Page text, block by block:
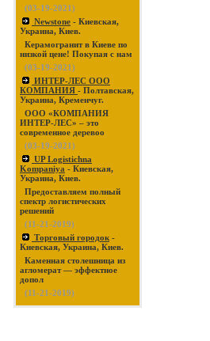
(03-19-2021)
Newstone - Киевская,
Украина, Киев.
Керамогранит в Киеве по
низкой цене! Покупая с нам
(03-19-2021)
ИНТЕР-ЛЕС ООО
КОМПАНИЯ - Полтавская,
Украина, Кременчуг.
ООО «КОМПАНИЯ
ИНТЕР-ЛЕС» – это
современное деревоо
(03-19-2021)
UP Logistichna
Kompaniya - Киевская,
Украина, Киев.
Предоставляем полный
спектр логистических
решений
(11-21-2019)
Торговый городок -
Киевская, Украина, Киев.
Каменная столешница из
агломерат — эффектное
допол
(11-21-2019)